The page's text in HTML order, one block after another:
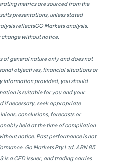
metrics are sourced from the
presentations, unless stated
reflectsGO Markets analysis.
change without notice.
of general nature only and does not
objectives, financial situations or
information provided, you should
is suitable for you and your
if necessary, seek appropriate
conclusions, forecasts or
held at the time of compilation
notice. Past performance is not
Go Markets Pty Ltd, ABN 85
is a CFD issuer, and trading carries